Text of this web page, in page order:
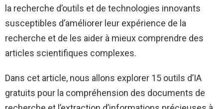
la recherche d’outils et de technologies innovants
susceptibles d’améliorer leur expérience de la
recherche et de les aider à mieux comprendre des
articles scientifiques complexes.
Dans cet article, nous allons explorer 15 outils d’IA
gratuits pour la compréhension des documents de